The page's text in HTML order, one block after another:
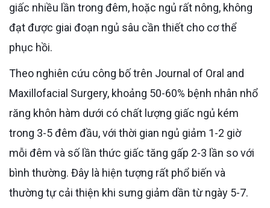
giấc nhiều lần trong đêm, hoặc ngủ rất nông, không
đạt được giai đoạn ngủ sâu cần thiết cho cơ thể
phục hồi.
Theo nghiên cứu công bố trên Journal of Oral and
Maxillofacial Surgery, khoảng 50-60% bệnh nhân nhổ
răng khôn hàm dưới có chất lượng giấc ngủ kém
trong 3-5 đêm đầu, với thời gian ngủ giảm 1-2 giờ
mỗi đêm và số lần thức giấc tăng gấp 2-3 lần so với
bình thường. Đây là hiện tượng rất phổ biến và
thường tự cải thiện khi sưng giảm dần từ ngày 5-7.